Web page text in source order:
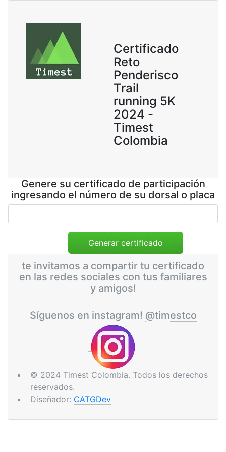
Certificado
Reto
Penderisco
Trail
running 5K
2024 -
Timest
Colombia
Genere su certificado de participación
ingresando el número de su dorsal o placa
te invitamos a compartir tu certificado
en las redes sociales con tus familiares
y amigos!
Síguenos en instagram! @timestco
© 2024 Timest Colombia. Todos los derechos
reservados.
Diseñador: CATGDev